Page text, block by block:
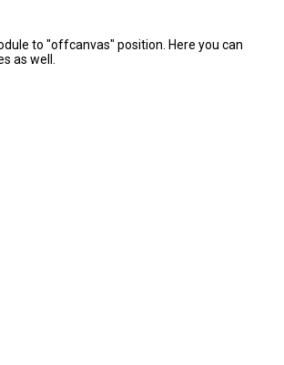
to "offcanvas" position. Here you can
as well.